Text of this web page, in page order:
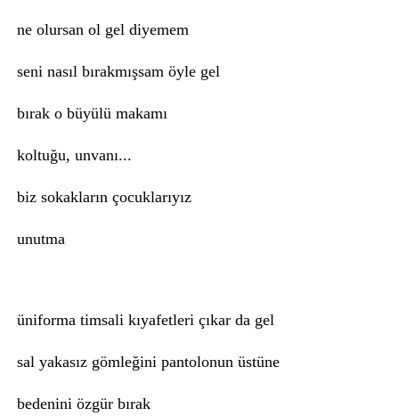
ne olursan ol gel diyemem
seni nasıl bırakmışsam öyle gel
bırak o büyülü makamı
koltuğu, unvanı...
biz sokakların çocuklarıyız
unutma
üniforma timsali kıyafetleri çıkar da gel
sal yakasız gömleğini pantolonun üstüne
bedenini özgür bırak